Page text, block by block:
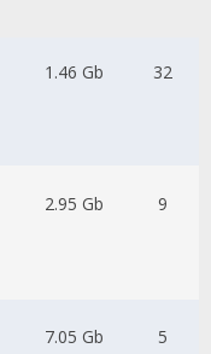
1.46 Gb 32
2.95 Gb 9
7.05 Gb 5